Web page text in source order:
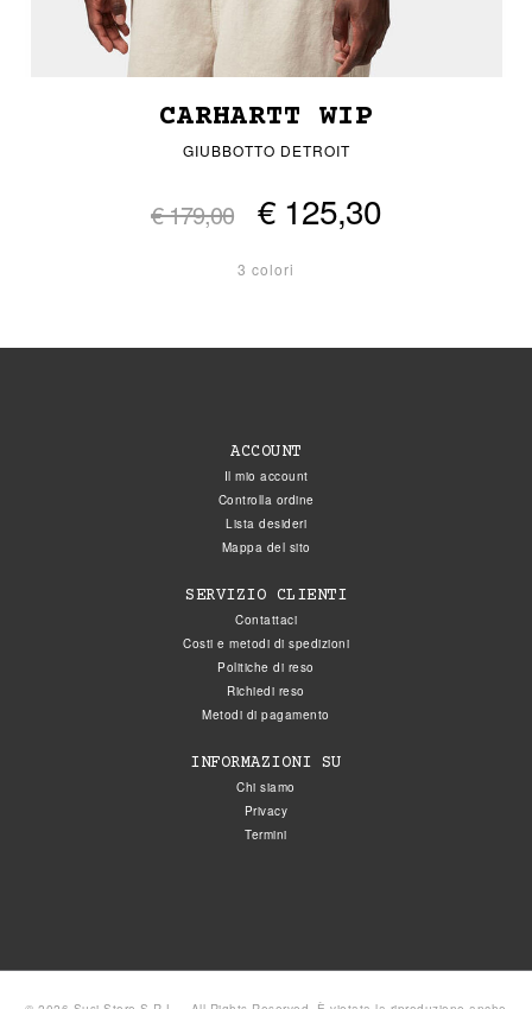
CARHARTT WIP
GIUBBOTTO DETROIT
€ 179,00 € 125,30
3 colori
ACCOUNT
Il mio account
Controlla ordine
Lista desideri
Mappa del sito
SERVIZIO CLIENTI
Contattaci
Costi e metodi di spedizioni
Politiche di reso
Richiedi reso
Metodi di pagamento
INFORMAZIONI SU
Chi siamo
Privacy
Termini